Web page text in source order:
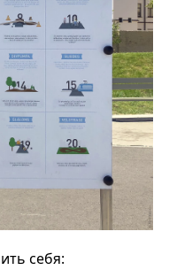
себя: